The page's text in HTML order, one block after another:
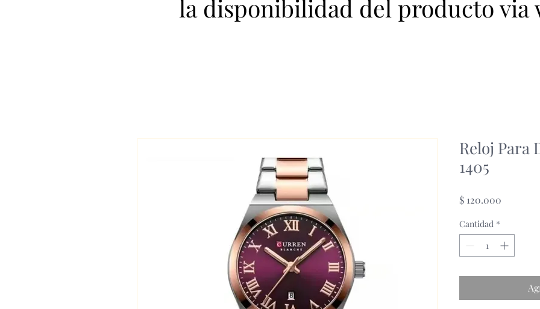
la disponibilidad del producto via
Reloj Para
1405
$ 120.000
Cantidad *